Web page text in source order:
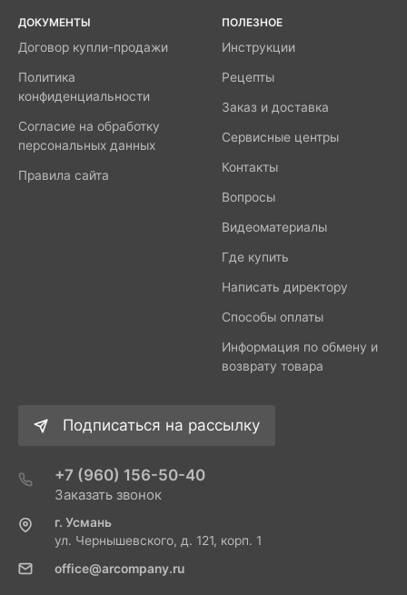
ДОКУМЕНТЫ
Договор купли-продажи
Политика
конфиденциальности
Согласие на обработку
персональных данных
Правила сайта
ПОЛЕЗНОЕ
Инструкции
Рецепты
Заказ и доставка
Сервисные центры
Контакты
Вопросы
Видеоматериалы
Где купить
Написать директору
Способы оплаты
Информация по обмену и
возврату товара
Подписаться на рассылку
+7 (960) 156-50-40
Заказать звонок
г. Усмань
ул. Чернышевского, д. 121, корп. 1
office@arcompany.ru